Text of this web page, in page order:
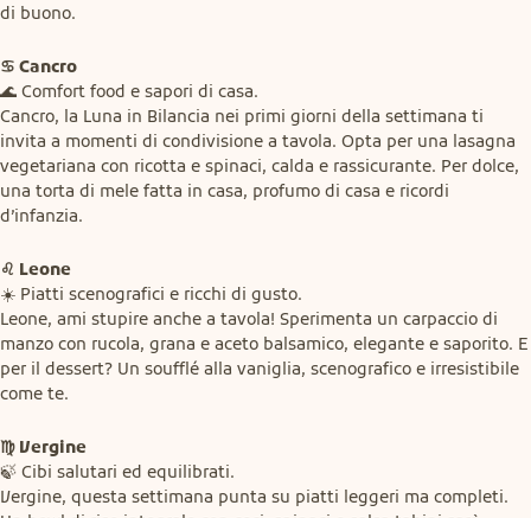
di buono.
♋ Cancro
🌊 Comfort food e sapori di casa.
Cancro, la Luna in Bilancia nei primi giorni della settimana ti
invita a momenti di condivisione a tavola. Opta per una lasagna
vegetariana con ricotta e spinaci, calda e rassicurante. Per dolce,
una torta di mele fatta in casa, profumo di casa e ricordi
d’infanzia.
♌ Leone
☀️ Piatti scenografici e ricchi di gusto.
Leone, ami stupire anche a tavola! Sperimenta un carpaccio di
manzo con rucola, grana e aceto balsamico, elegante e saporito. E
per il dessert? Un soufflé alla vaniglia, scenografico e irresistibile
come te.
♍ Vergine
🍃 Cibi salutari ed equilibrati.
Vergine, questa settimana punta su piatti leggeri ma completi.